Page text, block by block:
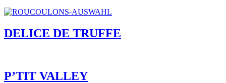
DELICE DE TRUFFE
P’TIT VALLEY